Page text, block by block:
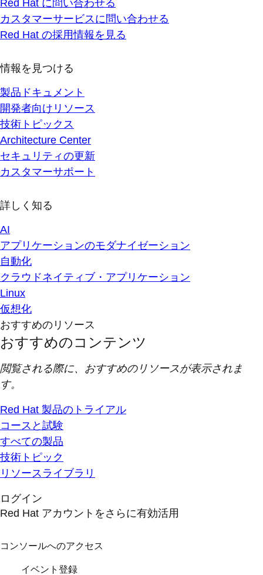
Red Hat に問い合わせる
カスタマーサービスに問い合わせる
Red Hat の採用情報を見る
情報を見つける
製品ドキュメント
開発者向けリソース
技術トピックス
Architecture Center
セキュリティの更新
カスタマーサポート
詳しく知る
AI
アプリケーションのモダナイゼーション
自動化
クラウドネイティブ・アプリケーション
Linux
仮想化
おすすめのリソース
おすすめのコンテンツ
閲覧される際に、おすすめのリソースが表示されま
す。
Red Hat 製品のトライアル
コースと試験
すべての製品
技術トピック
リソースライブラリ
ログイン
Red Hat アカウントをさらに有効活用
コンソールへのアクセス
イベント登録